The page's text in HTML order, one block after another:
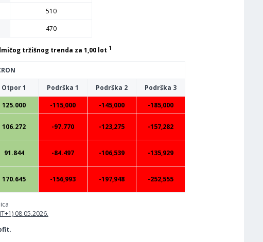
510
470
tržišnog trenda za 1,00 lot 1
Otpor 1 Podrška 1 Podrška 2
Podrška 3
125.000 -115,000 -145,000
-185,000
106.272 -97.770 -123,275 -157,282
91.844 -84.497 -106,539 -135,929
170.645 -156,993 -197,948 -252,555
08.05.2026.